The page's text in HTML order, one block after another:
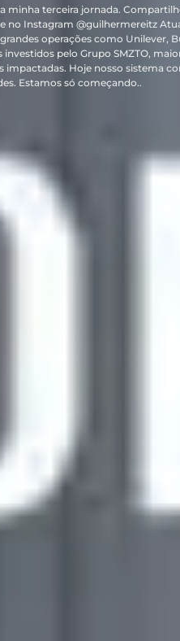
minha terceira jornada.
no Instagram @guilhermereitz
operações como Unilever,
pelo Grupo SMZTO,
impactadas. Hoje nosso sistema
Estamos só começando..